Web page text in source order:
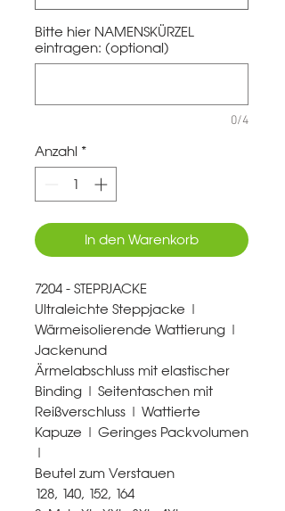
Bitte hier NAMENSKÜRZEL
eintragen: (optional)
0/4
Anzahl *
In den Warenkorb
7204 - STEPPJACKE
Ultraleichte Steppjacke |
Wärmeisolierende Wattierung |
Jackenund
Ärmelabschluss mit elastischer
Binding | Seitentaschen mit
Reißverschluss | Wattierte
Kapuze | Geringes Packvolumen
|
Beutel zum Verstauen
128, 140, 152, 164